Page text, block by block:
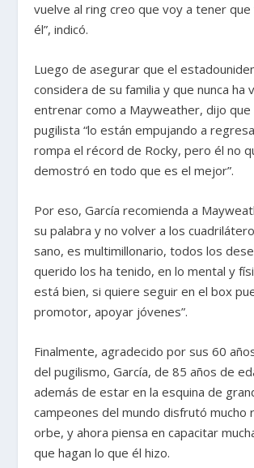
vuelve al ring creo que voy a tener
él”, indicó.
Luego de asegurar que el
considera de su familia y que nunca ha
entrenar como a Mayweather, dijo que
pugilista “lo están empujando a
rompa el récord de Rocky, pero él no
demostró en todo que es el mejor”.
Por eso, García recomienda a
su palabra y no volver a los
sano, es multimillonario, todos los
querido los ha tenido, en lo mental y
está bien, si quiere seguir en el box
promotor, apoyar jóvenes”.
Finalmente, agradecido por sus 60
del pugilismo, García, de 85 años de
además de estar en la esquina de
campeones del mundo disfrutó mucho
orbe, y ahora piensa en capacitar
que hagan lo que él hizo.